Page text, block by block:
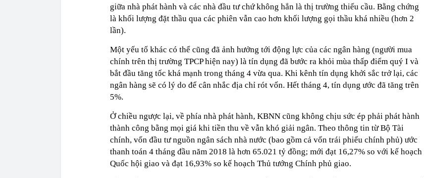
giữa nhà phát hành và các nhà đầu tư chứ không hẳn là thị trường thiếu cầu. Bằng chứng
là khối lượng đặt thầu qua các phiên vẫn cao hơn khối lượng gọi thầu khá nhiều (hơn 2
lần).
Một yếu tố khác có thể cũng đã ảnh hưởng tới động lực của các ngân hàng (người mua
chính trên thị trường TPCP hiện nay) là tín dụng đã bước ra khỏi mùa thấp điểm quý I và
bắt đầu tăng tốc khá mạnh trong tháng 4 vừa qua. Khi kênh tín dụng khởi sắc trở lại, các
ngân hàng sẽ có lý do để cân nhắc địa chỉ rót vốn. Hết tháng 4, tín dụng ước đã tăng trên
5%.
Ở chiều ngược lại, về phía nhà phát hành, KBNN cũng không chịu sức ép phải phát hành
thành công bằng mọi giá khi tiền thu về vẫn khó giải ngân. Theo thông tin từ Bộ Tài
chính, vốn đầu tư nguồn ngân sách nhà nước (bao gồm cả vốn trái phiếu chính phủ) ước
thanh toán 4 tháng đầu năm 2018 là hơn 65.021 tỷ đồng; mới đạt 16,27% so với kế hoạch
Quốc hội giao và đạt 16,93% so kế hoạch Thủ tướng Chính phủ giao.